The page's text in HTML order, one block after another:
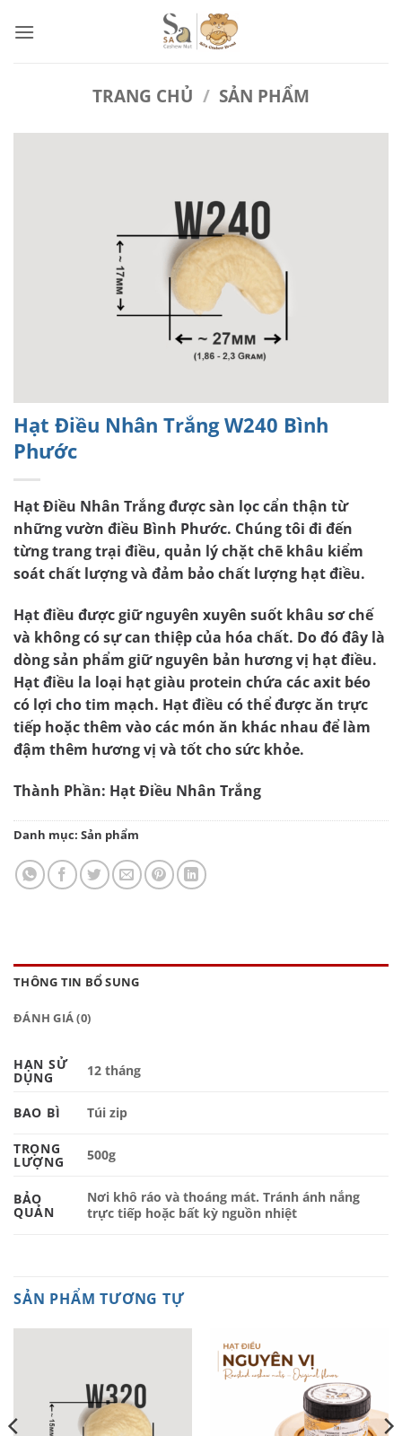
qua
TRANG CHỦ / SẢN PHẨM
Hạt Điều Nhân Trắng W240 Bình
Phước
Hạt Điều Nhân Trắng được sàn lọc cẩn thận từ
những vườn điều Bình Phước. Chúng tôi đi đến
từng trang trại điều, quản lý chặt chẽ khâu kiểm
soát chất lượng và đảm bảo chất lượng hạt điều.
Hạt điều được giữ nguyên xuyên suốt khâu sơ chế
và không có sự can thiệp của hóa chất. Do đó đây là
dòng sản phẩm giữ nguyên bản hương vị hạt điều.
Hạt điều la loại hạt giàu protein chứa các axit béo
có lợi cho tim mạch. Hạt điều có thể được ăn trực
tiếp hoặc thêm vào các món ăn khác nhau để làm
đậm thêm hương vị và tốt cho sức khỏe.
Thành Phần: Hạt Điều Nhân Trắng
Danh mục: Sản phẩm
THÔNG TIN BỔ SUNG
ĐÁNH GIÁ (0)
HẠN SỬ
DỤNG 12 tháng
BAO BÌ Túi zip
TRỌNG
LƯỢNG 500g
BẢO
QUẢN
Nơi khô ráo và thoáng mát. Tránh ánh nắng
trực tiếp hoặc bất kỳ nguồn nhiệt
SẢN PHẨM TƯƠNG TỰ